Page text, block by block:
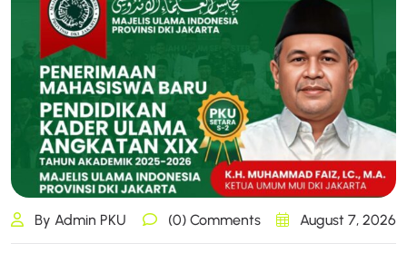
By Admin PKU (0) Comments August 7, 2026